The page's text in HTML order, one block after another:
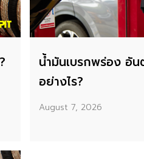
น้ำมันเบรกพร่อง อัน
อย่างไร?
August 7, 2026